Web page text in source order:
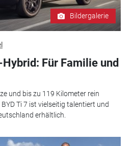
Bildergalerie
Für Familie und
und bis zu 119 Kilometer rein
Ti 7 ist vielseitig talentiert und
erhältlich.